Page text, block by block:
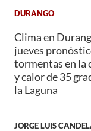
DURANGO
Clima en
jueves
tormentas en la
y calor de 35
la Laguna
JORGE LUIS